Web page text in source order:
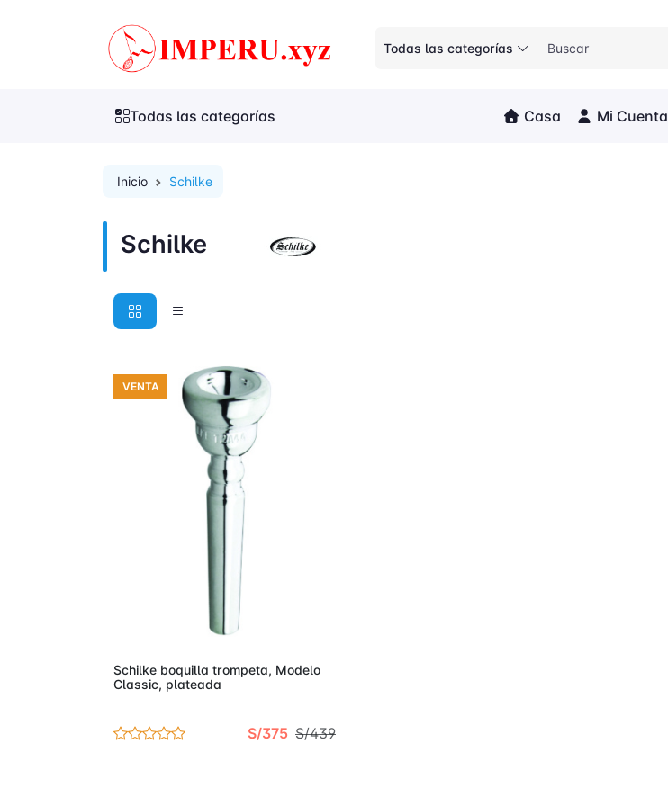
Todas las categorías
Todas las categorías Casa Mi Cuenta
Inicio Schilke
Schilke
VENTA
Añadir al carro
Schilke boquilla trompeta, Modelo
Classic, plateada
S/375 S/439